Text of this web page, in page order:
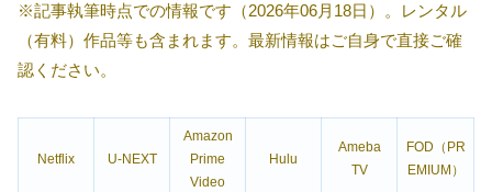
※記事執筆時点での情報です（2026年06月18日）。レンタル
（有料）作品等も含まれます。最新情報はご自身で直接ご確
認ください。
Netflix U-NEXT
Amazon
Prime
Video
Hulu
Ameba
TV
FOD（PR
EMIUM）